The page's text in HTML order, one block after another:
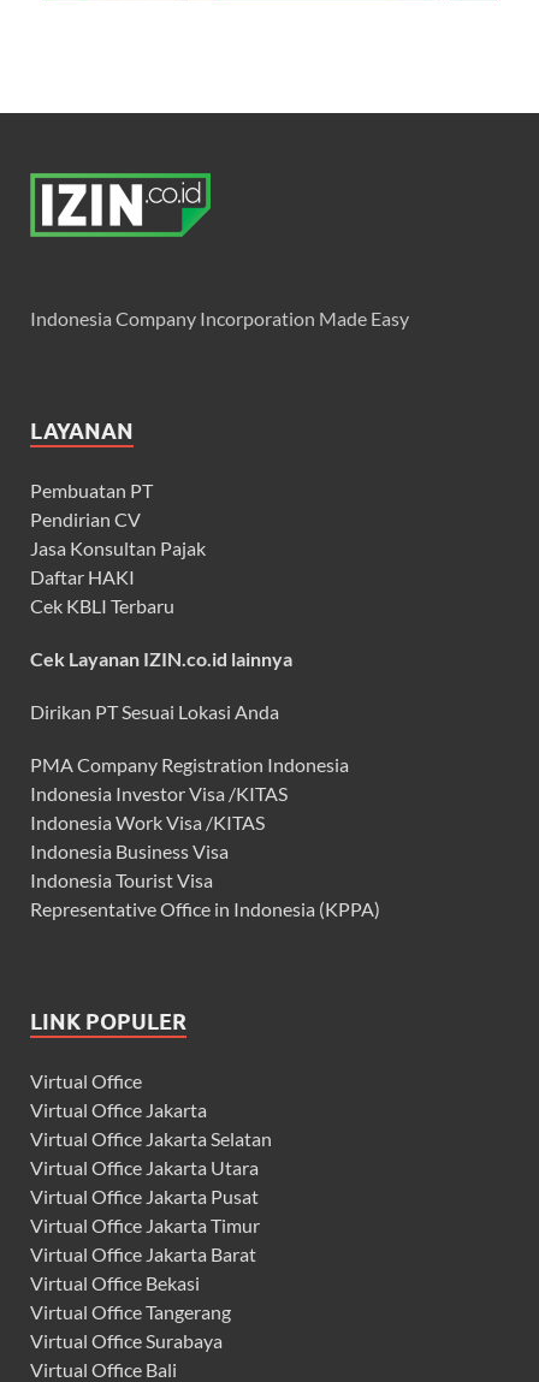
Indonesia Company Incorporation Made Easy
LAYANAN
Pembuatan PT
Pendirian CV
Jasa Konsultan Pajak
Daftar HAKI
Cek KBLI Terbaru
Cek Layanan IZIN.co.id lainnya
Dirikan PT Sesuai Lokasi Anda
PMA Company Registration Indonesia
Indonesia Investor Visa /KITAS
Indonesia Work Visa /KITAS
Indonesia Business Visa
Indonesia Tourist Visa
Representative Office in Indonesia (KPPA)
LINK POPULER
Virtual Office
Virtual Office Jakarta
Virtual Office Jakarta Selatan
Virtual Office Jakarta Utara
Virtual Office Jakarta Pusat
Virtual Office Jakarta Timur
Virtual Office Jakarta Barat
Virtual Office Bekasi
Virtual Office Tangerang
Virtual Office Surabaya
Virtual Office Bali